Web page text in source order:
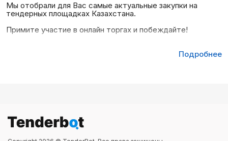
Мы отобрали для Вас самые актуальные закупки на
тендерных площадках Казахстана.
Примите участие в онлайн торгах и побеждайте!
Подробнее